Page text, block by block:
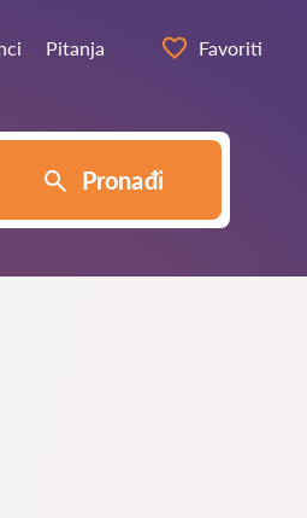
Pitanja Favoriti
Pronađi